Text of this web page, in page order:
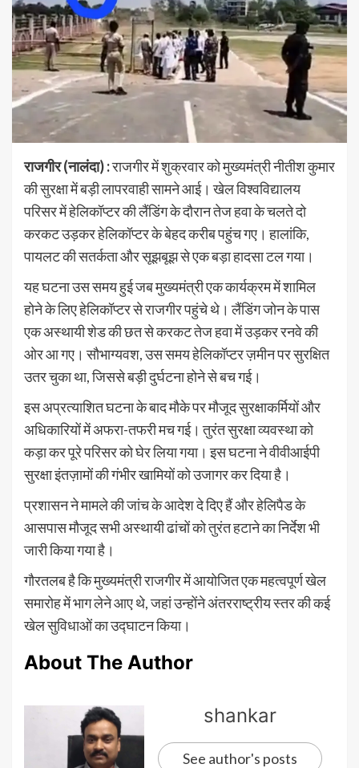
राजगीर (नालंदा) :राजगीर में शुक्रवार को मुख्यमंत्री नीतीश कुमार
की सुरक्षा में बड़ी लापरवाही सामने आई। खेल विश्वविद्यालय
परिसर में हेलिकॉप्टर की लैंडिंग के दौरान तेज हवा के चलते दो
करकट उड़कर हेलिकॉप्टर के बेहद करीब पहुंच गए। हालांकि,
पायलट की सतर्कता और सूझबूझ से एक बड़ा हादसा टल गया।
यह घटना उस समय हुई जब मुख्यमंत्री एक कार्यक्रम में शामिल
होने के लिए हेलिकॉप्टर से राजगीर पहुंचे थे। लैंडिंग जोन के पास
एक अस्थायी शेड की छत से करकट तेज हवा में उड़कर रनवे की
ओर आ गए। सौभाग्यवश, उस समय हेलिकॉप्टर ज़मीन पर सुरक्षित
उतर चुका था, जिससे बड़ी दुर्घटना होने से बच गई।
इस अप्रत्याशित घटना के बाद मौके पर मौजूद सुरक्षाकर्मियों और
अधिकारियों में अफरा-तफरी मच गई। तुरंत सुरक्षा व्यवस्था को
कड़ा कर पूरे परिसर को घेर लिया गया। इस घटना ने वीवीआईपी
सुरक्षा इंतज़ामों की गंभीर खामियों को उजागर कर दिया है।
प्रशासन ने मामले की जांच के आदेश दे दिए हैं और हेलिपैड के
आसपास मौजूद सभी अस्थायी ढांचों को तुरंत हटाने का निर्देश भी
जारी किया गया है।
गौरतलब है कि मुख्यमंत्री राजगीर में आयोजित एक महत्वपूर्ण खेल
समारोह में भाग लेने आए थे, जहां उन्होंने अंतरराष्ट्रीय स्तर की कई
खेल सुविधाओं का उद्घाटन किया।
About The Author
shankar
See author's posts